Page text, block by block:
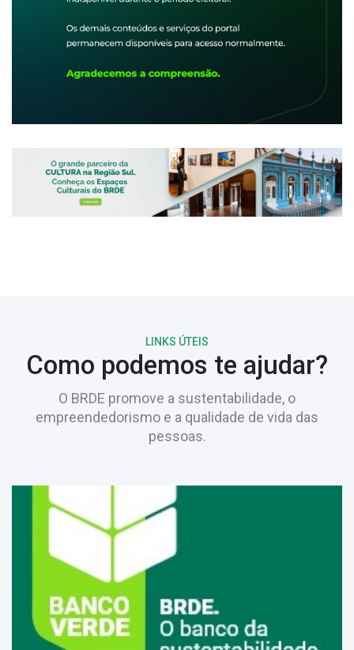
LINKS ÚTEIS
Como podemos te ajudar?
O BRDE promove a sustentabilidade, o
empreendedorismo e a qualidade de vida das
pessoas.